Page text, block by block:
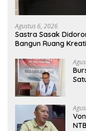
Agustus 6, 2026
Sastra Sasak
Bangun Ruang